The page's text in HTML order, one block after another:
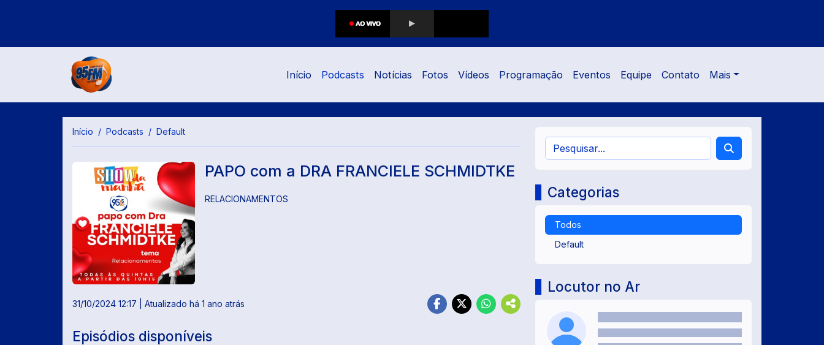
Início Podcasts Notícias Fotos Vídeos Programação Eventos Equipe Contato Mais
Início Podcasts Default
PAPO com a DRA FRANCIELE SCHMIDTKE
RELACIONAMENTOS
31/10/2024 12:17 | Atualizado há 1 ano atrás
Episódios disponíveis
Categorias
Todos
Default
Locutor no Ar